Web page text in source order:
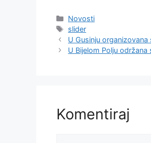
Kategorije
Novosti
Oznake
slider
U Gusinju
U Bijelom Polju
Komentiraj